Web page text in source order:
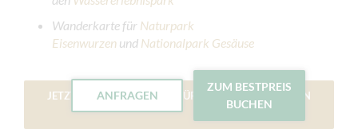
Wanderkarte für Naturpark
Eisenwurzen und Nationalpark Gesäuse
JETZT VERFÜGBARKEIT PRÜFEN & DIREKT BUCHEN
ANFRAGEN
ZUM BESTPREIS
BUCHEN